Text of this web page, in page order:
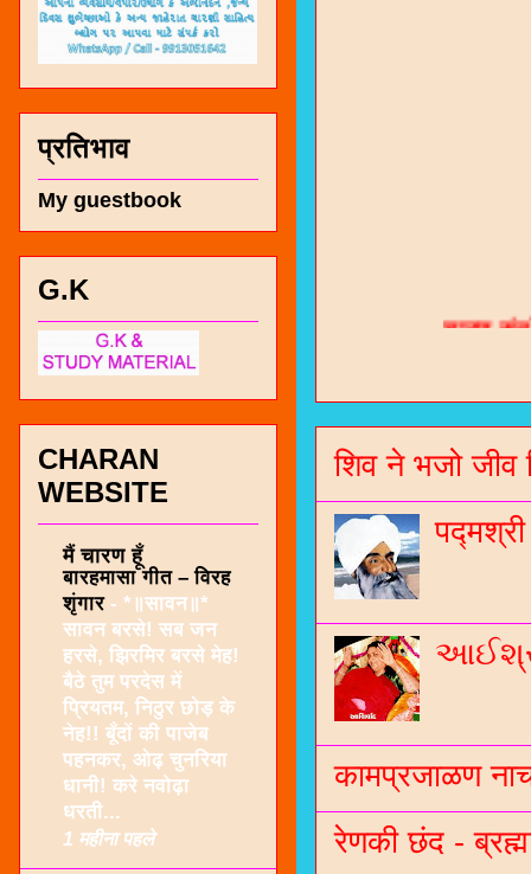
जनरल
चारणी
नंबर
शिव ने भजो जीव
कामप्रजाळण
रेणकी छंद -
प्रतिभाव
My guestbook
G.K
CHARAN
WEBSITE
मैं चारण हूँ
बारहमासा गीत – विरह
शृंगार - *॥सावन॥*
सावन बरसे! सब जन
हरसे, झिरमिर बरसे मेह!
बैठे तुम परदेस में
प्रियतम, निठुर छोड़ के
नेह!! बूँदों की पाजेब
पहनकर, ओढ़ चुनरिया
धानी! करे नवोढ़ा
धरती...
1 महीना पहले